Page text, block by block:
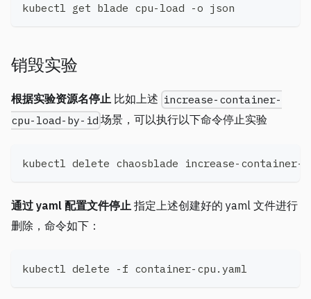
kubectl get blade cpu-load -o json
销毁实验
根据实验资源名停止 比如上述 increase-container-
cpu-load-by-id 场景，可以执行以下命令停止实验
kubectl delete chaosblade increase-container-
通过 yaml 配置文件停止 指定上述创建好的 yaml 文件进行
删除，命令如下：
kubectl delete -f container-cpu.yaml